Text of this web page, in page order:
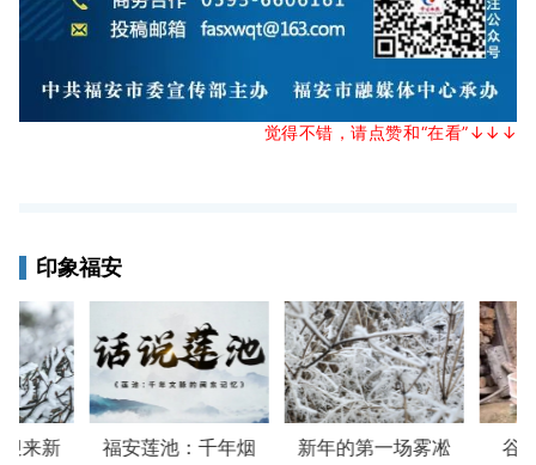
觉得不错，请点赞和“在看”↓↓ ↓
印象福安
来新
福安莲池：千年烟
新年的第一场雾凇
谷